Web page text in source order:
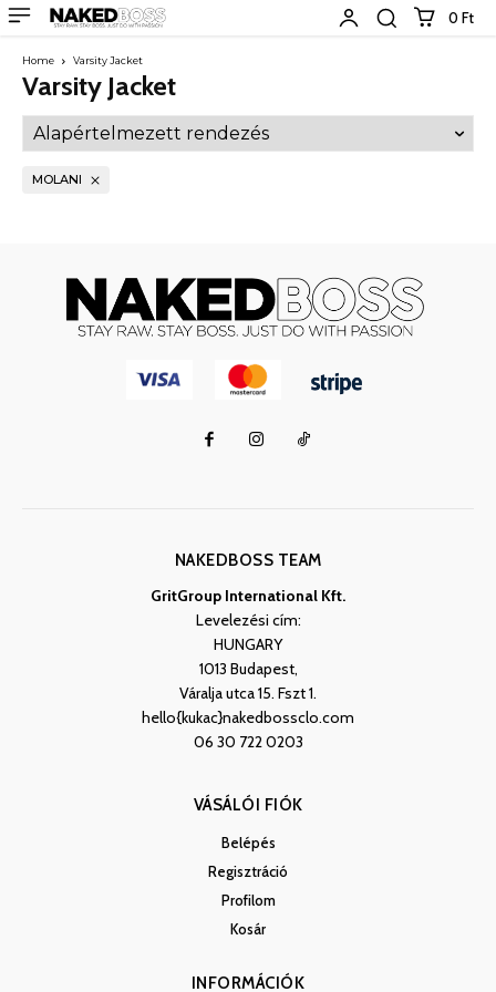
0 Ft
Home Varsity Jacket
Varsity Jacket
MOLANI
NAKEDBOSS TEAM
GritGroup International Kft.
Levelezési cím:
HUNGARY
1013 Budapest,
Váralja utca 15. Fszt 1.
hello{kukac}nakedbossclo.com
06 30 722 0203
VÁSÁLÓI FIÓK
Belépés
Regisztráció
Profilom
Kosár
INFORMÁCIÓK